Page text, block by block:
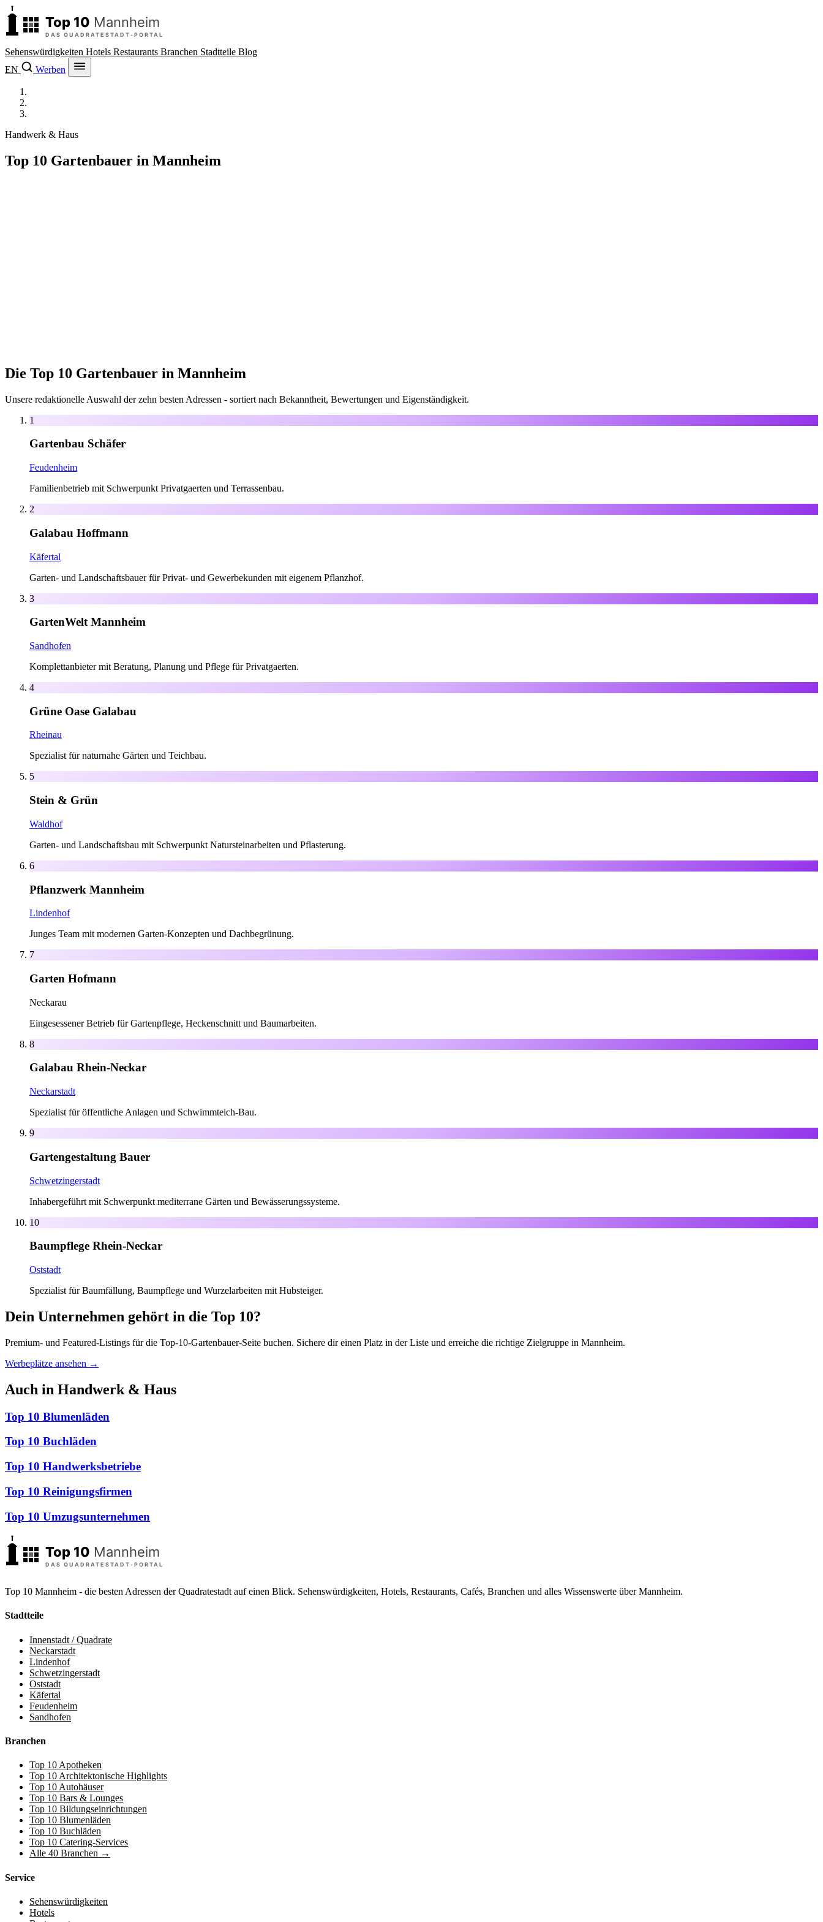
Sehenswürdigkeiten Hotels Restaurants Branchen Stadtteile Blog
EN
Werben
Handwerk & Haus
Top 10 Gartenbauer in Mannheim
Die Top 10 Gartenbauer in Mannheim
Unsere redaktionelle Auswahl der zehn besten Adressen - sortiert nach Bekanntheit, Bewertungen und Eigenständigkeit.
1
Gartenbau Schäfer
Feudenheim
Familienbetrieb mit Schwerpunkt Privatgaerten und Terrassenbau.
2
Galabau Hoffmann
Käfertal
Garten- und Landschaftsbauer für Privat- und Gewerbekunden mit eigenem Pflanzhof.
3
GartenWelt Mannheim
Sandhofen
Komplettanbieter mit Beratung, Planung und Pflege für Privatgaerten.
4
Grüne Oase Galabau
Rheinau
Spezialist für naturnahe Gärten und Teichbau.
5
Stein & Grün
Waldhof
Garten- und Landschaftsbau mit Schwerpunkt Natursteinarbeiten und Pflasterung.
6
Pflanzwerk Mannheim
Lindenhof
Junges Team mit modernen Garten-Konzepten und Dachbegrünung.
7
Garten Hofmann
Neckarau
Eingesessener Betrieb für Gartenpflege, Heckenschnitt und Baumarbeiten.
8
Galabau Rhein-Neckar
Neckarstadt
Spezialist für öffentliche Anlagen und Schwimmteich-Bau.
9
Gartengestaltung Bauer
Schwetzingerstadt
Inhabergeführt mit Schwerpunkt mediterrane Gärten und Bewässerungssysteme.
10
Baumpflege Rhein-Neckar
Oststadt
Spezialist für Baumfällung, Baumpflege und Wurzelarbeiten mit Hubsteiger.
Dein Unternehmen gehört in die Top 10?
Premium- und Featured-Listings für die Top-10-Gartenbauer-Seite buchen. Sichere dir einen Platz in der Liste und erreiche die richtige Zielgruppe in Mannheim.
Werbeplätze ansehen →
Auch in Handwerk & Haus
Top 10 Blumenläden
Top 10 Buchläden
Top 10 Handwerksbetriebe
Top 10 Reinigungsfirmen
Top 10 Umzugsunternehmen
Top 10 Mannheim - die besten Adressen der Quadratestadt auf einen Blick. Sehenswürdigkeiten, Hotels, Restaurants, Cafés, Branchen und alles Wissenswerte über Mannheim.
Stadtteile
Innenstadt / Quadrate
Neckarstadt
Lindenhof
Schwetzingerstadt
Oststadt
Käfertal
Feudenheim
Sandhofen
Branchen
Top 10 Apotheken
Top 10 Architektonische Highlights
Top 10 Autohäuser
Top 10 Bars & Lounges
Top 10 Bildungseinrichtungen
Top 10 Blumenläden
Top 10 Buchläden
Top 10 Catering-Services
Alle 40 Branchen →
Service
Sehenswürdigkeiten
Hotels